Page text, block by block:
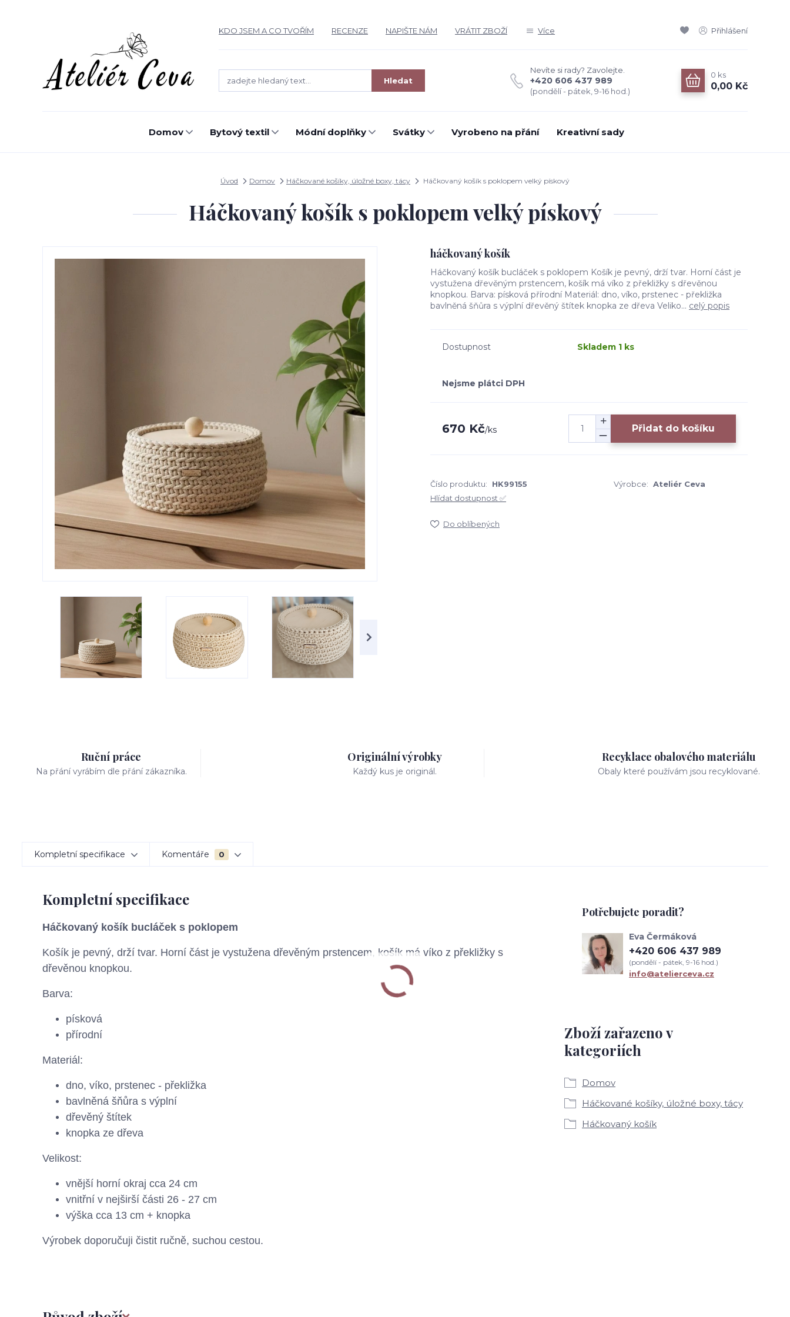
KDO JSEM A CO TVOŘÍM RECENZE NAPIŠTE NÁM VRÁTIT ZBOŽÍ Více Přihlášení
Hledat
Nevíte si rady? Zavolejte.
+420 606 437 989
(pondělí - pátek, 9-16 hod.)
0 ks
0,00 Kč
Domov Bytový textil Módní doplňky Svátky Vyrobeno na přání Kreativní sady
Úvod Domov Háčkované košíky, úložné boxy, tácy Háčkovaný košík s poklopem velký pískový
Háčkovaný košík s poklopem velký pískový
háčkovaný košík
Háčkovaný košík bucláček s poklopem Košík je pevný, drží tvar. Horní část je
vystužena dřevěným prstencem, košík má víko z překližky s dřevěnou
knopkou. Barva: písková přírodní Materiál: dno, víko, prstenec - překližka
bavlněná šňůra s výplní dřevěný štítek knopka ze dřeva Veliko... celý popis
Dostupnost Skladem 1 ks
Nejsme plátci DPH
670 Kč/ks Přidat do košíku
Číslo produktu: HK99155 Výrobce: Ateliér Ceva
Hlídat dostupnost ✅
Do oblíbených
Ruční práce
Na přání vyrábím dle přání zákazníka.
Originální výrobky
Každý kus je originál.
Recyklace obalového materiálu
Obaly které používám jsou recyklované.
Kompletní specifikace Komentáře 0
Kompletní specifikace
Háčkovaný košík bucláček s poklopem
Košík je pevný, drží tvar. Horní část je vystužena dřevěným prstencem, košík má víko z překližky s
dřevěnou knopkou.
Barva:
písková
přírodní
Materiál:
dno, víko, prstenec - překližka
bavlněná šňůra s výplní
dřevěný štítek
knopka ze dřeva
Velikost:
vnější horní okraj cca 24 cm
vnitřní v nejširší části 26 - 27 cm
výška cca 13 cm + knopka
Výrobek doporučuji čistit ručně, suchou cestou.
Zboží zařazeno v
kategoriích
Domov
Háčkované košíky, úložné boxy, tácy
Háčkovaný košík
Potřebujete poradit?
Eva Čermáková
+420 606 437 989
(pondělí - pátek, 9-16 hod.)
info@atelierceva.cz